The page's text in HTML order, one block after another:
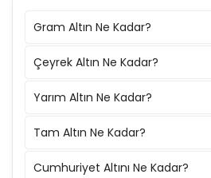
Gram Altın Ne Kadar?
Çeyrek Altın Ne Kadar?
Yarım Altın Ne Kadar?
Tam Altın Ne Kadar?
Cumhuriyet Altını Ne Kadar?